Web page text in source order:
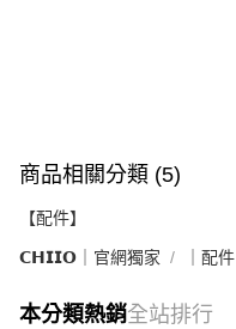
商品相關分類 (5)
【配件】
𝗖𝗛𝗜𝗜𝗢｜官網獨家 ｜配件
本分類熱銷全站排行